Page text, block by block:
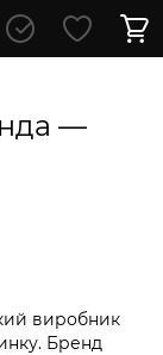
—
виробник
Бренд